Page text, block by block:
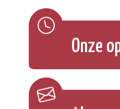
Onze